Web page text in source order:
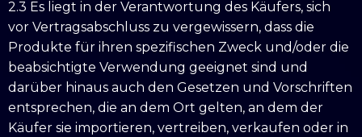
2.3 Es liegt in der Verantwortung des Käufers, sich
vor Vertragsabschluss zu vergewissern, dass die
Produkte für ihren spezifischen Zweck und/oder die
beabsichtigte Verwendung geeignet sind und
darüber hinaus auch den Gesetzen und Vorschriften
entsprechen, die an dem Ort gelten, an dem der
Käufer sie importieren, vertreiben, verkaufen oder in